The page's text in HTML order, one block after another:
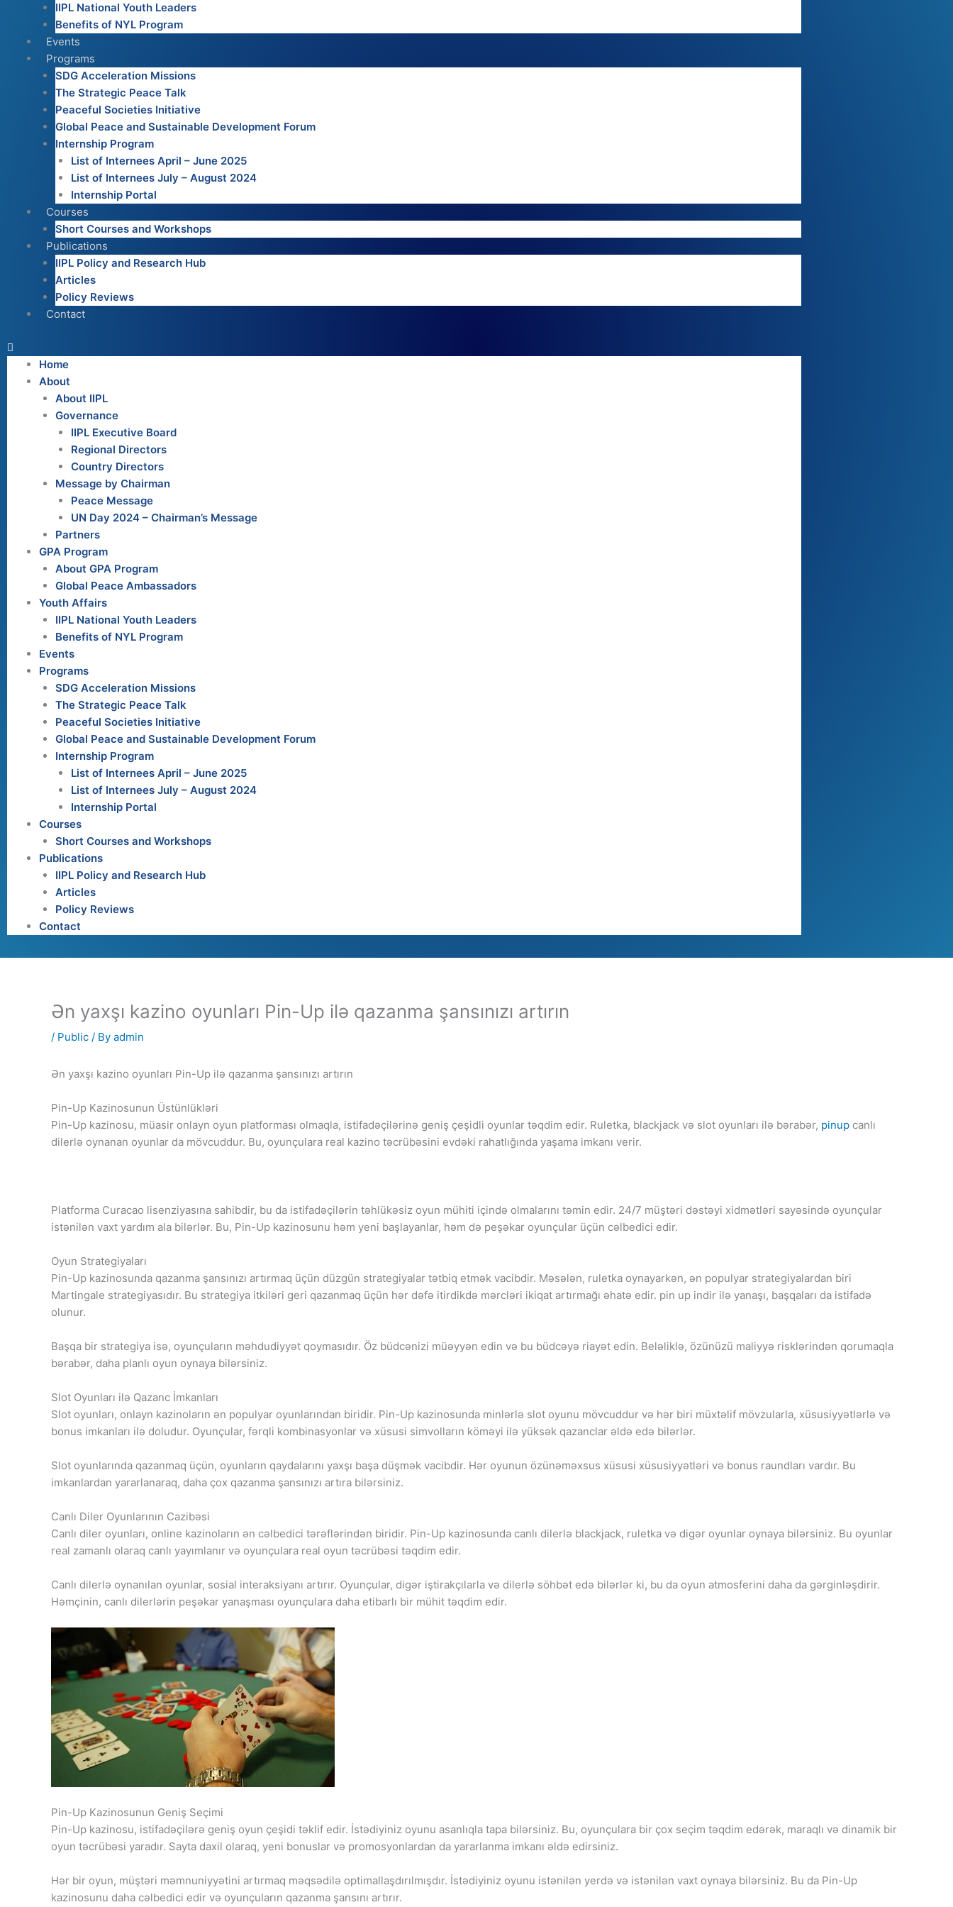
IIPL National Youth Leaders
Benefits of NYL Program
Events
Programs
SDG Acceleration Missions
The Strategic Peace Talk
Peaceful Societies Initiative
Global Peace and Sustainable Development Forum
Internship Program
List of Internees April – June 2025
List of Internees July – August 2024
Internship Portal
Courses
Short Courses and Workshops
Publications
IIPL Policy and Research Hub
Articles
Policy Reviews
Contact
Home
About
About IIPL
Governance
IIPL Executive Board
Regional Directors
Country Directors
Message by Chairman
Peace Message
UN Day 2024 – Chairman’s Message
Partners
GPA Program
About GPA Program
Global Peace Ambassadors
Youth Affairs
IIPL National Youth Leaders
Benefits of NYL Program
Events
Programs
SDG Acceleration Missions
The Strategic Peace Talk
Peaceful Societies Initiative
Global Peace and Sustainable Development Forum
Internship Program
List of Internees April – June 2025
List of Internees July – August 2024
Internship Portal
Courses
Short Courses and Workshops
Publications
IIPL Policy and Research Hub
Articles
Policy Reviews
Contact
Ən yaxşı kazino oyunları Pin-Up ilə qazanma şansınızı artırın
/ Public / By admin
Ən yaxşı kazino oyunları Pin-Up ilə qazanma şansınızı artırın
Pin-Up Kazinosunun Üstünlükləri
Pin-Up kazinosu, müasir onlayn oyun platforması olmaqla, istifadəçilərinə geniş çeşidli oyunlar təqdim edir. Ruletka, blackjack və slot oyunları ilə bərabər, pinup canlı
dilerlə oynanan oyunlar da mövcuddur. Bu, oyunçulara real kazino təcrübəsini evdəki rahatlığında yaşama imkanı verir.
Platforma Curacao lisenziyasına sahibdir, bu da istifadəçilərin təhlükəsiz oyun mühiti içində olmalarını təmin edir. 24/7 müştəri dəstəyi xidmətləri sayəsində oyunçular
istənilən vaxt yardım ala bilərlər. Bu, Pin-Up kazinosunu həm yeni başlayanlar, həm də peşəkar oyunçular üçün cəlbedici edir.
Oyun Strategiyaları
Pin-Up kazinosunda qazanma şansınızı artırmaq üçün düzgün strategiyalar tətbiq etmək vacibdir. Məsələn, ruletka oynayarkən, ən populyar strategiyalardan biri
Martingale strategiyasıdır. Bu strategiya itkiləri geri qazanmaq üçün hər dəfə itirdikdə mərcləri ikiqat artırmağı əhatə edir. pin up indir ilə yanaşı, başqaları da istifadə
olunur.
Başqa bir strategiya isə, oyunçuların məhdudiyyət qoymasıdır. Öz büdcənizi müəyyən edin və bu büdcəyə riayət edin. Beləliklə, özünüzü maliyyə risklərindən qorumaqla
bərabər, daha planlı oyun oynaya bilərsiniz.
Slot Oyunları ilə Qazanc İmkanları
Slot oyunları, onlayn kazinoların ən populyar oyunlarından biridir. Pin-Up kazinosunda minlərlə slot oyunu mövcuddur və hər biri müxtəlif mövzularla, xüsusiyyətlərlə və
bonus imkanları ilə doludur. Oyunçular, fərqli kombinasyonlar və xüsusi simvolların köməyi ilə yüksək qazanclar əldə edə bilərlər.
Slot oyunlarında qazanmaq üçün, oyunların qaydalarını yaxşı başa düşmək vacibdir. Hər oyunun özünəməxsus xüsusi xüsusiyyətləri və bonus raundları vardır. Bu
imkanlardan yararlanaraq, daha çox qazanma şansınızı artıra bilərsiniz.
Canlı Diler Oyunlarının Cazibəsi
Canlı diler oyunları, online kazinoların ən cəlbedici tərəflərindən biridir. Pin-Up kazinosunda canlı dilerlə blackjack, ruletka və digər oyunlar oynaya bilərsiniz. Bu oyunlar
real zamanlı olaraq canlı yayımlanır və oyunçulara real oyun təcrübəsi təqdim edir.
Canlı dilerlə oynanılan oyunlar, sosial interaksiyanı artırır. Oyunçular, digər iştirakçılarla və dilerlə söhbət edə bilərlər ki, bu da oyun atmosferini daha da gərginləşdirir.
Həmçinin, canlı dilerlərin peşəkar yanaşması oyunçulara daha etibarlı bir mühit təqdim edir.
Pin-Up Kazinosunun Geniş Seçimi
Pin-Up kazinosu, istifadəçilərə geniş oyun çeşidi təklif edir. İstədiyiniz oyunu asanlıqla tapa bilərsiniz. Bu, oyunçulara bir çox seçim təqdim edərək, maraqlı və dinamik bir
oyun təcrübəsi yaradır. Sayta daxil olaraq, yeni bonuslar və promosyonlardan da yararlanma imkanı əldə edirsiniz.
Hər bir oyun, müştəri məmnuniyyətini artırmaq məqsədilə optimallaşdırılmışdır. İstədiyiniz oyunu istənilən yerdə və istənilən vaxt oynaya bilərsiniz. Bu da Pin-Up
kazinosunu daha cəlbedici edir və oyunçuların qazanma şansını artırır.